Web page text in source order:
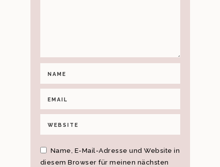
Name, E-Mail-Adresse und Website in
diesem Browser für meinen nächsten